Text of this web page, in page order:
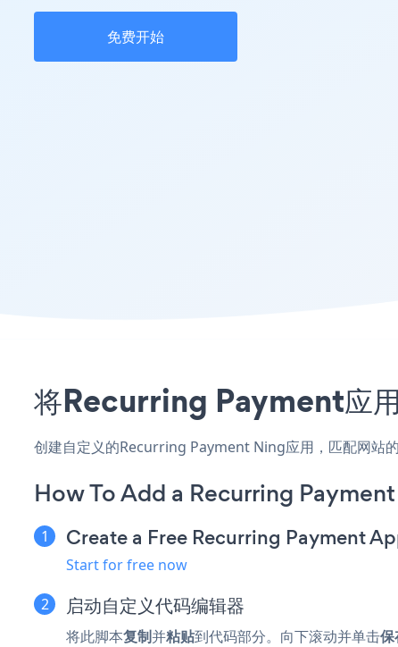
免费开始
将Recurring Payment应
创建自定义的Recurring Payment Ning应用，匹配网站
How To Add a Recurring
Create a Free Recurring Payment
Start for free now
启动自定义代码编辑器
将此脚本复制并粘贴到代码部分。向下滚动并单击保